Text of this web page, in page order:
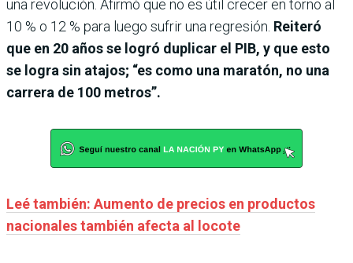
una revolución. Afirmó que no es útil crecer en torno al
10 % o 12 % para luego sufrir una regresión. Reiteró
que en 20 años se logró duplicar el PIB, y que esto
se logra sin atajos; “es como una maratón, no una
carrera de 100 metros”.
Leé también: Aumento de precios en productos
nacionales también afecta al locote